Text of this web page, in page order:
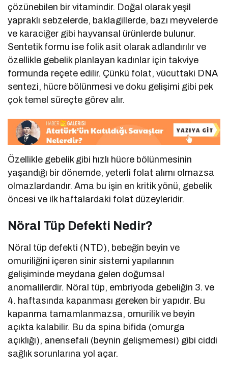
çözünebilen bir vitamindir. Doğal olarak yeşil
yapraklı sebzelerde, baklagillerde, bazı meyvelerde
ve karaciğer gibi hayvansal ürünlerde bulunur.
Sentetik formu ise folik asit olarak adlandırılır ve
özellikle gebelik planlayan kadınlar için takviye
formunda reçete edilir. Çünkü folat, vücuttaki DNA
sentezi, hücre bölünmesi ve doku gelişimi gibi pek
çok temel süreçte görev alır.
Özellikle gebelik gibi hızlı hücre bölünmesinin
yaşandığı bir dönemde, yeterli folat alımı olmazsa
olmazlardandır. Ama bu işin en kritik yönü, gebelik
öncesi ve ilk haftalardaki folat düzeyleridir.
Nöral Tüp Defekti Nedir?
Nöral tüp defekti (NTD), bebeğin beyin ve
omuriliğini içeren sinir sistemi yapılarının
gelişiminde meydana gelen doğumsal
anomalilerdir. Nöral tüp, embriyoda gebeliğin 3. ve
4. haftasında kapanması gereken bir yapıdır. Bu
kapanma tamamlanmazsa, omurilik ve beyin
açıkta kalabilir. Bu da spina bifida (omurga
açıklığı), anensefali (beynin gelişmemesi) gibi ciddi
sağlık sorunlarına yol açar.